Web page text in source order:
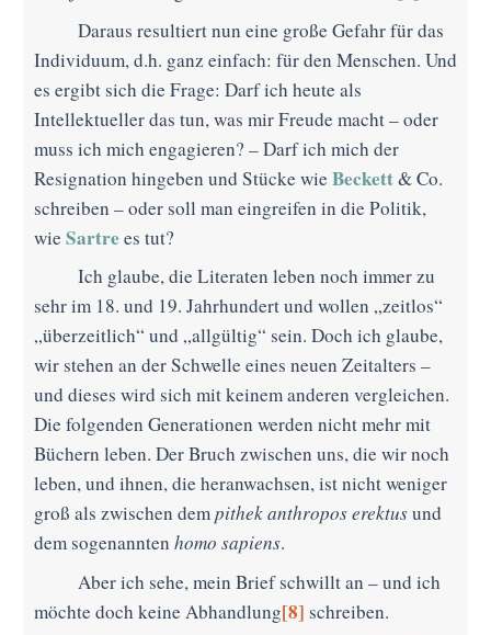
Daraus resultiert nun eine große Gefahr für das
Individuum, d.h. ganz einfach: für den Menschen. Und
es ergibt sich die Frage: Darf ich heute als
Intellektueller das tun, was mir Freude macht – oder
muss ich mich engagieren? – Darf ich mich der
Resignation hingeben und Stücke wie Beckett& Co.
schreiben – oder soll man eingreifen in die Politik,
wie Sartre es tut?
Ich glaube, die Literaten leben noch immer zu
sehr im 18. und 19. Jahrhundert und wollen „zeitlos“
„überzeitlich“ und „allgültig“ sein. Doch ich glaube,
wir stehen an der Schwelle eines neuen Zeitalters –
und dieses wird sich mit keinem anderen vergleichen.
Die folgenden Generationen werden nicht mehr mit
Büchern leben. Der Bruch zwischen uns, die wir noch
leben, und ihnen, die heranwachsen, ist nicht weniger
groß als zwischen dempithek anthropos erektusund
dem sogenannten homo sapiens.
Aber ich sehe, mein Brief schwillt an – und ich
möchte doch keine Abhandlung[8] schreiben.